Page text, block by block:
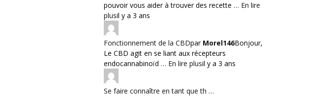
pouvoir vous aider à trouver des recette … En lire
plusil y a 3 ans
Fonctionnement de la CBDpar Morel146Bonjour,
Le CBD agit en se liant aux récepteurs
endocannabinoïd … En lire plusil y a 3 ans
Se faire connaître en tant que th …